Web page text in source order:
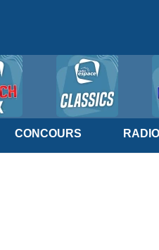
CONCOURS RADIO